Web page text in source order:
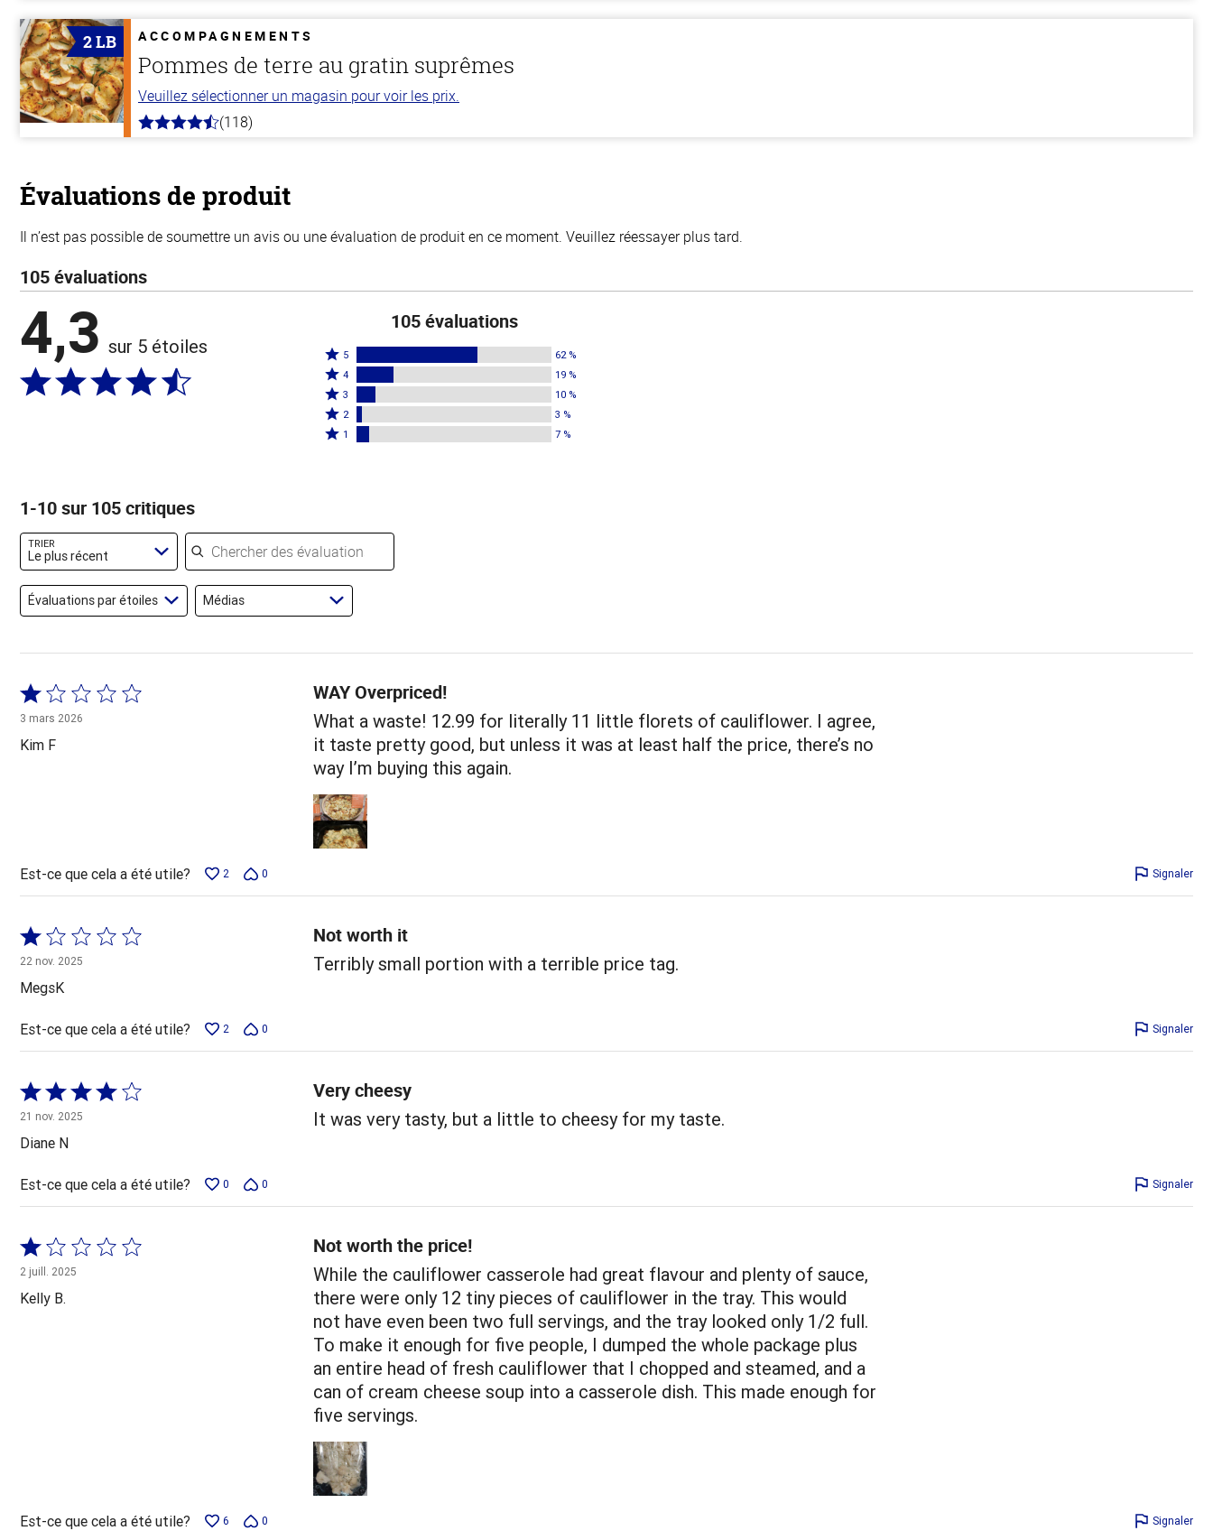
5
stars
2 LB ACCOMPAGNEMENTS
Pommes de terre au gratin suprêmes
Veuillez sélectionner un magasin pour voir les prix.
4.2
(118)
Évaluations de produit
Il n’est pas possible de soumettre un avis ou une évaluation de produit en ce moment. Veuillez réessayer plus tard.
105 évaluations
4,3 sur 5 étoiles
105 évaluations
Coté
5
étoiles
par
62 %
5 62 %
Coté
4
étoiles
par
4 19 %
Coté
3
étoiles
3 10 %
Coté
2
évaluateurs
2 3 %
Coté1 7 %
1-10 sur 105 critiques
TRIER
Le plus récent
Chercher des évaluations
Évaluations par étoiles Médias
Coté
1 sur
5
3 mars 2026
Kim F
WAY Overpriced!
What a waste! 12.99 for literally 11 little florets of cauliflower. I agree,
it taste pretty good, but unless it was at least half the price, there’s no
way I’m buying this again.
Est-ce que cela a été utile? 2 0 Signaler
Coté
1 sur
5
22 nov. 2025
MegsK
Not worth it
Terribly small portion with a terrible price tag.
Est-ce que cela a été utile? 2 0 Signaler
Coté
4 sur
5
21 nov. 2025
Diane N
Very cheesy
It was very tasty, but a little to cheesy for my taste.
Est-ce que cela a été utile? 0 0 Signaler
Coté
1 sur
5
2 juill. 2025
Kelly B.
Not worth the price!
While the cauliflower casserole had great flavour and plenty of sauce,
there were only 12 tiny pieces of cauliflower in the tray. This would
not have even been two full servings, and the tray looked only 1/2 full.
To make it enough for five people, I dumped the whole package plus
an entire head of fresh cauliflower that I chopped and steamed, and a
can of cream cheese soup into a casserole dish. This made enough for
five servings.
Est-ce que cela a été utile? 6 0 Signaler